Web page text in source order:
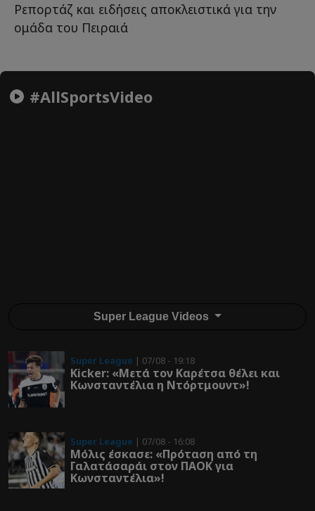
Ρεπορτάζ και ειδήσεις αποκλειστικά για την
ομάδα του Πειραιά
#AllSportsVideo
Super League Videos
Super League | 07/08 - 19:18
Kicker: «Μετά τον Καρέτσα θέλει και
Κωνσταντέλια η Ντόρτμουντ»!
Super League | 07/08 - 16:08
Μόλις έσκασε: «Πρόταση από τη
Γαλατάσαράι στον ΠΑΟΚ για
Κωνσταντέλια»!